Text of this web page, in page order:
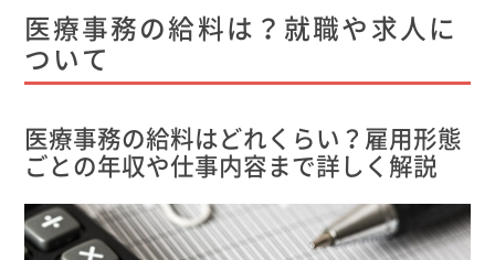
医療事務の給料は？就職や求人に
ついて
医療事務の給料はどれくらい？雇用形態
ごとの年収や仕事内容まで詳しく解説